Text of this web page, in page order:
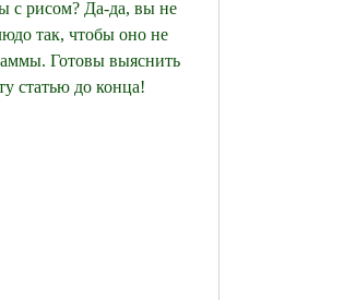
с рисом? Да-да, вы не
так, чтобы оно не
Готовы выяснить
статью до конца!